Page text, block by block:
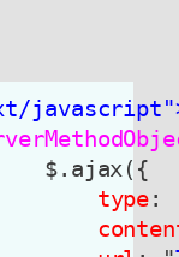
$.ajax({
type: